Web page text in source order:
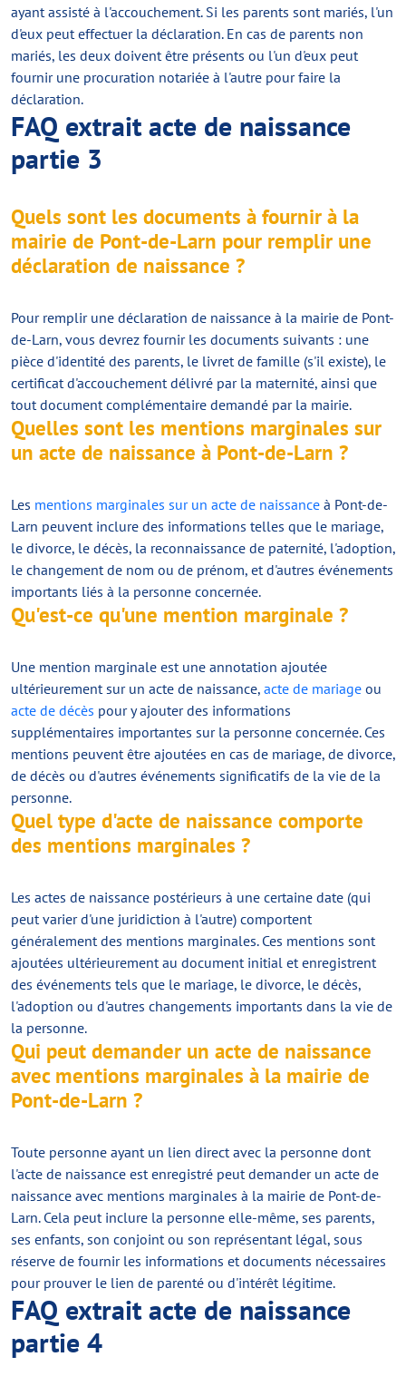
ayant assisté à l'accouchement. Si les parents sont mariés, l'un
d'eux peut effectuer la déclaration. En cas de parents non
mariés, les deux doivent être présents ou l'un d'eux peut
fournir une procuration notariée à l'autre pour faire la
déclaration.
FAQ extrait acte de naissance
partie 3
Quels sont les documents à fournir à la
mairie de Pont-de-Larn pour remplir une
déclaration de naissance ?
Pour remplir une déclaration de naissance à la mairie de Pont-
de-Larn, vous devrez fournir les documents suivants : une
pièce d'identité des parents, le livret de famille (s'il existe), le
certificat d'accouchement délivré par la maternité, ainsi que
tout document complémentaire demandé par la mairie.
Quelles sont les mentions marginales sur
un acte de naissance à Pont-de-Larn ?
Les mentions marginales sur un acte de naissance à Pont-de-
Larn peuvent inclure des informations telles que le mariage,
le divorce, le décès, la reconnaissance de paternité, l'adoption,
le changement de nom ou de prénom, et d'autres événements
importants liés à la personne concernée.
Qu'est-ce qu'une mention marginale ?
Une mention marginale est une annotation ajoutée
ultérieurement sur un acte de naissance, acte de mariage ou
acte de décès pour y ajouter des informations
supplémentaires importantes sur la personne concernée. Ces
mentions peuvent être ajoutées en cas de mariage, de divorce,
de décès ou d'autres événements significatifs de la vie de la
personne.
Quel type d'acte de naissance comporte
des mentions marginales ?
Les actes de naissance postérieurs à une certaine date (qui
peut varier d'une juridiction à l'autre) comportent
généralement des mentions marginales. Ces mentions sont
ajoutées ultérieurement au document initial et enregistrent
des événements tels que le mariage, le divorce, le décès,
l'adoption ou d'autres changements importants dans la vie de
la personne.
Qui peut demander un acte de naissance
avec mentions marginales à la mairie de
Pont-de-Larn ?
Toute personne ayant un lien direct avec la personne dont
l'acte de naissance est enregistré peut demander un acte de
naissance avec mentions marginales à la mairie de Pont-de-
Larn. Cela peut inclure la personne elle-même, ses parents,
ses enfants, son conjoint ou son représentant légal, sous
réserve de fournir les informations et documents nécessaires
pour prouver le lien de parenté ou d'intérêt légitime.
FAQ extrait acte de naissance
partie 4